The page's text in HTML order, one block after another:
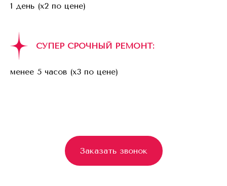
1 день (x2 по цене)
СУПЕР СРОЧНЫЙ РЕМОНТ:
менее 5 часов (x3 по цене)
Заказать звонок